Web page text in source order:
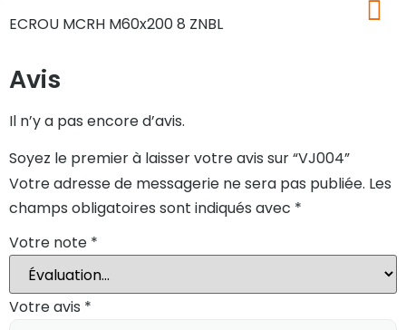
ECROU MCRH M60x200 8 ZNBL
Avis
Il n’y a pas encore d’avis.
Soyez le premier à laisser votre avis sur “VJ004”
Votre adresse de messagerie ne sera pas publiée. Les
champs obligatoires sont indiqués avec *
Votre note *
Votre avis *